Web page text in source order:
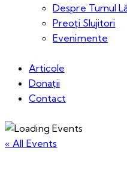
Despre Turnul
Preoți Slujitori
Evenimente
Articole
Donații
Contact
« All Events